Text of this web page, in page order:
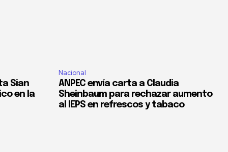
Sian
en la
Nacional
ANPEC envía carta a Claudia
Sheinbaum para rechazar aumento
al IEPS en refrescos y tabaco